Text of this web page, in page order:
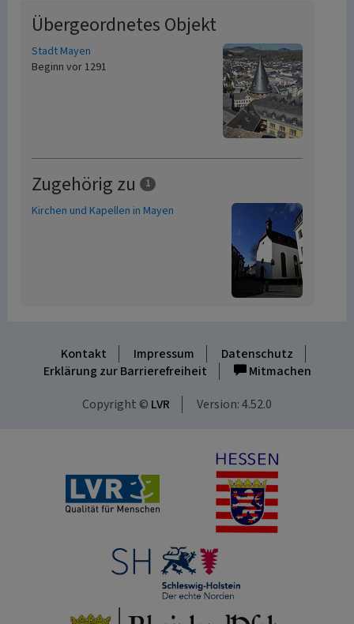
Übergeordnetes Objekt
Stadt Mayen
Beginn vor 1291
Zugehörig zu 1
Kirchen und Kapellen in Mayen
Kontakt Impressum
Datenschutz
Erklärung zur Barrierefreiheit
Mitmachen
Copyright © LVR Version: 4.52.0